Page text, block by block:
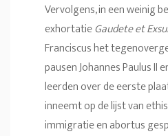
Vervolgens, in een weinig
exhortatieGaudete et
Franciscus het
pausen Johannes Paulus II
leerden over de eerste
inneemt op de lijst van
immigratie en abortus